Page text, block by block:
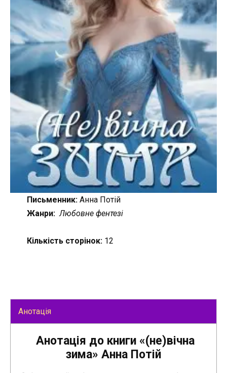
Письменник:Анна Потій
Жанри: Любовне фентезі
Кількість сторінок:12
Анотація
Анотація до книги «(не)вічна
зима» Анна Потій